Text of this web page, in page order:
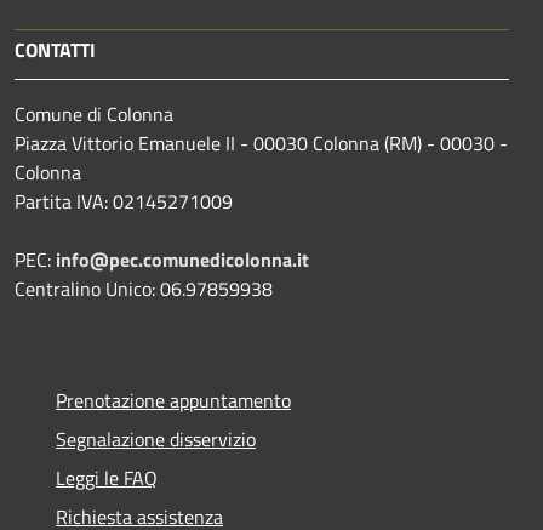
CONTATTI
Comune di Colonna
Piazza Vittorio Emanuele II - 00030 Colonna (RM) - 00030 -
Colonna
Partita IVA: 02145271009
PEC: info@pec.comunedicolonna.it
Centralino Unico: 06.97859938
Prenotazione appuntamento
Segnalazione disservizio
Leggi le FAQ
Richiesta assistenza